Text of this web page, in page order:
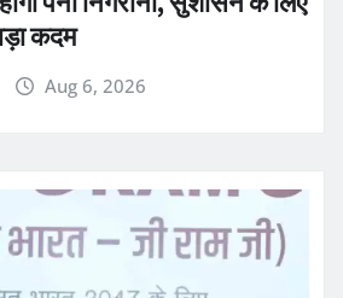
कदम
Aug 6, 2026